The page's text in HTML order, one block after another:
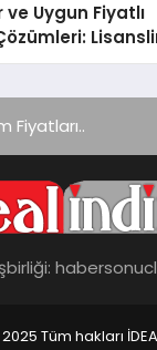
ve Uygun Fiyatlı
Fiyatları..
Tüm hakları